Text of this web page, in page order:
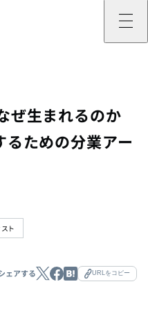
ぜ生まれるのか
ための分業アー
ト
ェアする URLをコピー